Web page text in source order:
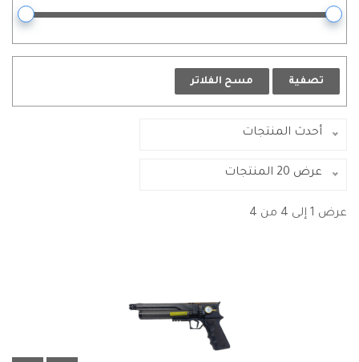
تصفية مسح الفلاتر
أحدث المنتجات
عرض 20 المنتجات
عرض 1 إلى 4 من 4